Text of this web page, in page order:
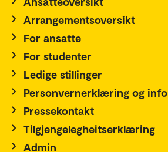
Arrangementsoversikt
For ansatte
For studenter
Ledige stillinger
Personvernerklæring og
Pressekontakt
Tilgjengelegheitserklæring
Admin